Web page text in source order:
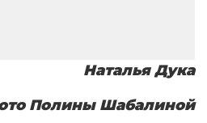
Наталья Дука
Полины Шабалиной